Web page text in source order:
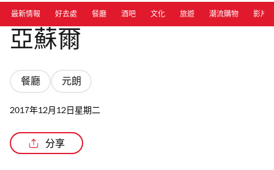
最新情報 好去處 餐廳 酒吧 文化 旅遊 潮流購物 影片
亞蘇爾
餐廳 元朗
2017年12月12日星期二
分享